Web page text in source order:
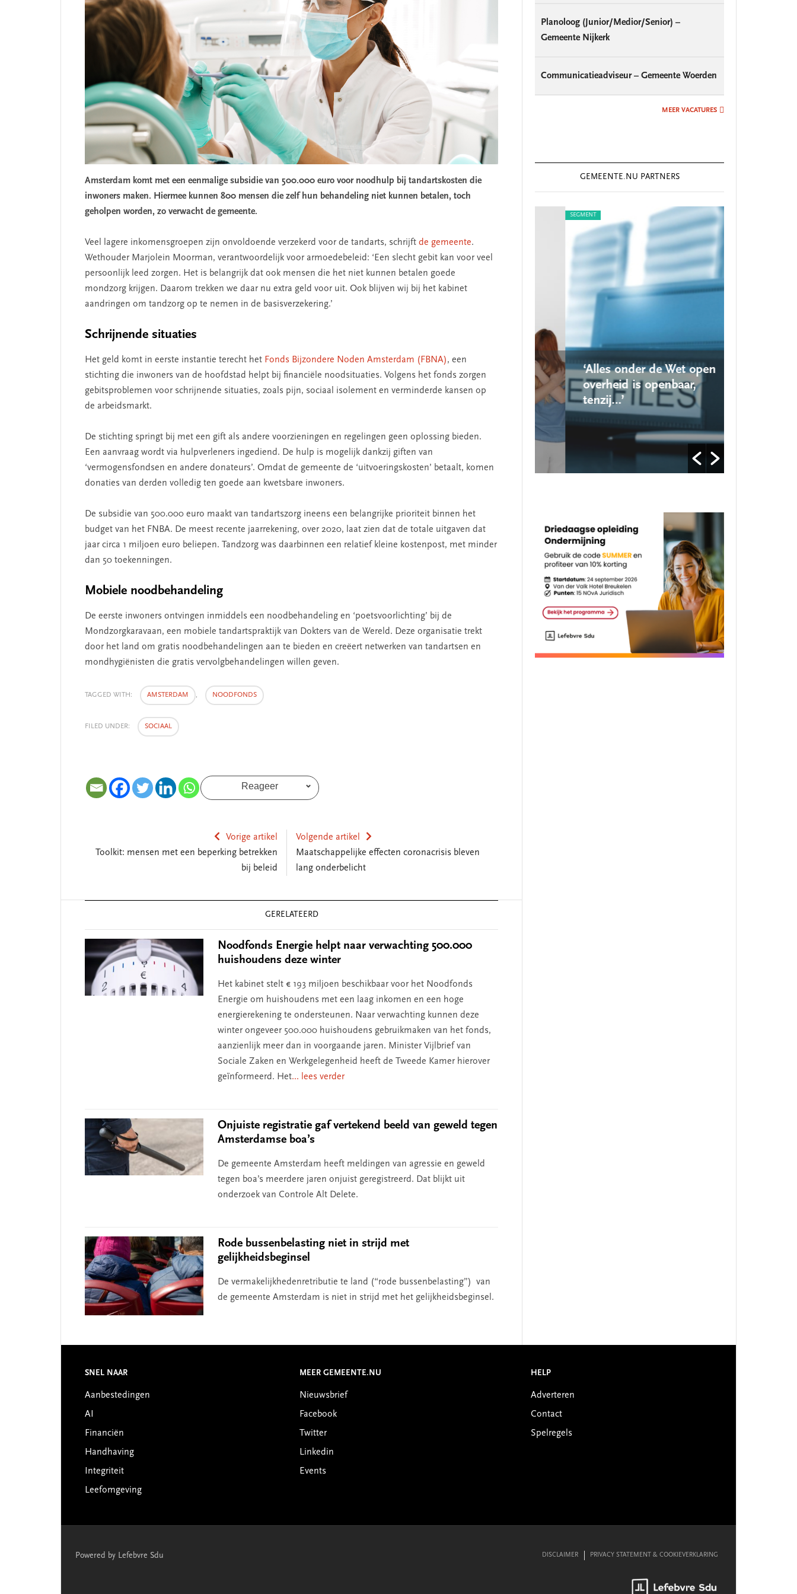
Amsterdam komt met een eenmalige subsidie van 500.000 euro voor noodhulp bij tandartskosten die
inwoners maken. Hiermee kunnen 800 mensen die zelf hun behandeling niet kunnen betalen, toch
geholpen worden, zo verwacht de gemeente.
Veel lagere inkomensgroepen zijn onvoldoende verzekerd voor de tandarts, schrijft de gemeente.
Wethouder Marjolein Moorman, verantwoordelijk voor armoedebeleid: ‘Een slecht gebit kan voor veel
persoonlijk leed zorgen. Het is belangrijk dat ook mensen die het niet kunnen betalen goede
mondzorg krijgen. Daarom trekken we daar nu extra geld voor uit. Ook blijven wij bij het kabinet
aandringen om tandzorg op te nemen in de basisverzekering.’
Schrijnende situaties
Het geld komt in eerste instantie terecht het Fonds Bijzondere Noden Amsterdam (FBNA), een
stichting die inwoners van de hoofdstad helpt bij financiële noodsituaties. Volgens het fonds zorgen
gebitsproblemen voor schrijnende situaties, zoals pijn, sociaal isolement en verminderde kansen op
de arbeidsmarkt.
De stichting springt bij met een gift als andere voorzieningen en regelingen geen oplossing bieden.
Een aanvraag wordt via hulpverleners ingediend. De hulp is mogelijk dankzij giften van
‘vermogensfondsen en andere donateurs’. Omdat de gemeente de ‘uitvoeringskosten’ betaalt, komen
donaties van derden volledig ten goede aan kwetsbare inwoners.
De subsidie van 500.000 euro maakt van tandartszorg ineens een belangrijke prioriteit binnen het
budget van het FNBA. De meest recente jaarrekening, over 2020, laat zien dat de totale uitgaven dat
jaar circa 1 miljoen euro beliepen. Tandzorg was daarbinnen een relatief kleine kostenpost, met minder
dan 50 toekenningen.
Mobiele noodbehandeling
De eerste inwoners ontvingen inmiddels een noodbehandeling en ‘poetsvoorlichting’ bij de
Mondzorgkaravaan, een mobiele tandartspraktijk van Dokters van de Wereld. Deze organisatie trekt
door het land om gratis noodbehandelingen aan te bieden en creëert netwerken van tandartsen en
mondhygiënisten die gratis vervolgbehandelingen willen geven.
TAGGED WITH: AMSTERDAM , NOODFONDS
FILED UNDER: SOCIAAL
Reageer
Vorige artikel
Toolkit: mensen met een beperking betrekken
bij beleid
Volgende artikel
Maatschappelijke effecten coronacrisis bleven
lang onderbelicht
GERELATEERD
Noodfonds Energie helpt naar verwachting 500.000
huishoudens deze winter
Het kabinet stelt € 193 miljoen beschikbaar voor het Noodfonds
Energie om huishoudens met een laag inkomen en een hoge
energierekening te ondersteunen. Naar verwachting kunnen deze
winter ongeveer 500.000 huishoudens gebruikmaken van het fonds,
aanzienlijk meer dan in voorgaande jaren. Minister Vijlbrief van
Sociale Zaken en Werkgelegenheid heeft de Tweede Kamer hierover
geïnformeerd. Het... lees verder
Onjuiste registratie gaf vertekend beeld van geweld tegen
Amsterdamse boa’s
De gemeente Amsterdam heeft meldingen van agressie en geweld
tegen boa’s meerdere jaren onjuist geregistreerd. Dat blijkt uit
onderzoek van Controle Alt Delete.
Rode bussenbelasting niet in strijd met
gelijkheidsbeginsel
De vermakelijkhedenretributie te land (“rode bussenbelasting”) van
de gemeente Amsterdam is niet in strijd met het gelijkheidsbeginsel.
Planoloog (Junior/Medior/Senior) –
Gemeente Nijkerk
Communicatieadviseur – Gemeente Woerden
MEER VACATURES
GEMEENTE.NU PARTNERS
missie van Segment
SEGMENT
‘Persoonlijk leiderschap
begint bij zelfkennis’
‘Met een integrale aanpak
kun je de jeugd beter
‘Alles onder de Wet open
overheid is openbaar,
tenzij…’
Footer
SNEL NAAR
Aanbestedingen
AI
Financiën
Handhaving
Integriteit
Leefomgeving
MEER GEMEENTE.NU
Nieuwsbrief
Facebook
Twitter
Linkedin
Events
HELP
Adverteren
Contact
Spelregels
Powered by Lefebvre Sdu DISCLAIMER PRIVACY STATEMENT & COOKIEVERKLARING